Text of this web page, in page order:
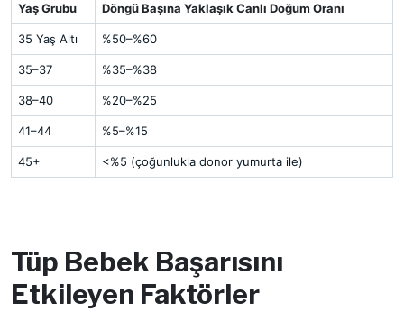
Yaş Grubu Döngü Başına Yaklaşık Canlı Doğum Oranı
35 Yaş Altı %50–%60
35–37 %35–%38
38–40 %20–%25
41–44 %5–%15
45+ <%5 (çoğunlukla donor yumurta ile)
Tüp Bebek Başarısını
Etkileyen Faktörler